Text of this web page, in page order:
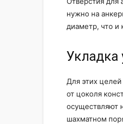
нужно на
диаметр, что и
Укладка
Для этих
от цоколя
осуществляют
шахматном